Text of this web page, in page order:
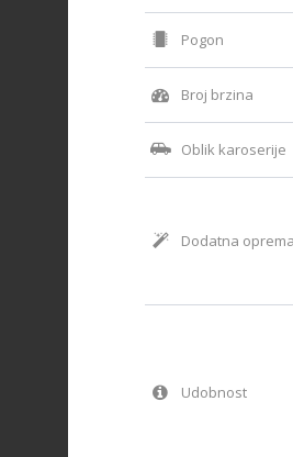
Pogon
Broj brzina
Oblik karoserije
Dodatna oprema
Udobnost